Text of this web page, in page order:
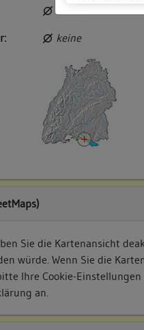
keiner
keine
Sie die Kartenansicht
würde. Wenn Sie die
Ihre Cookie-
an.